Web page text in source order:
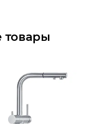
товары